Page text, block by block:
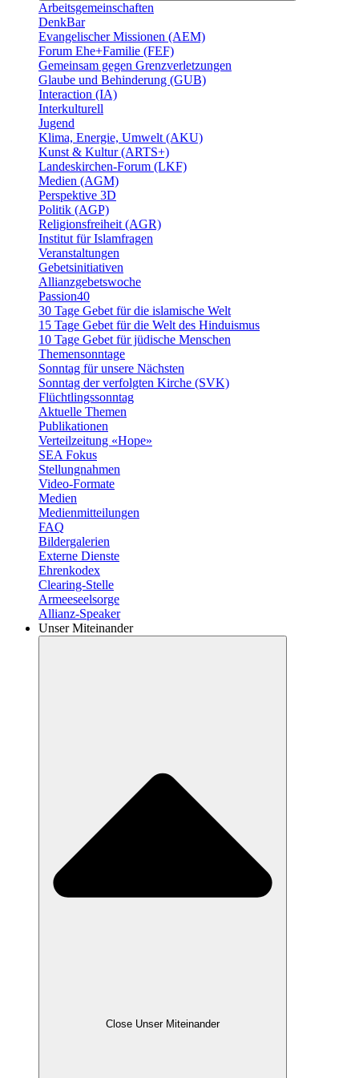
Arbeitsgemeinschaften
DenkBar
Evangelischer Missionen (AEM)
Forum Ehe+Familie (FEF)
Gemeinsam gegen Grenzverletzungen
Glaube und Behinderung (GUB)
Interaction (IA)
Interkulturell
Jugend
Klima, Energie, Umwelt (AKU)
Kunst & Kultur (ARTS+)
Landeskirchen-Forum (LKF)
Medien (AGM)
Perspektive 3D
Politik (AGP)
Religionsfreiheit (AGR)
Institut für Islamfragen
Veranstaltungen
Gebetsinitiativen
Allianzgebetswoche
Passion40
30 Tage Gebet für die islamische Welt
15 Tage Gebet für die Welt des Hinduismus
10 Tage Gebet für jüdische Menschen
Themensonntage
Sonntag für unsere Nächsten
Sonntag der verfolgten Kirche (SVK)
Flüchtlingssonntag
Aktuelle Themen
Publikationen
Verteilzeitung «Hope»
SEA Fokus
Stellungnahmen
Video-Formate
Medien
Medienmitteilungen
FAQ
Bildergalerien
Externe Dienste
Ehrenkodex
Clearing-Stelle
Armeeseelsorge
Allianz-Speaker
Unser Miteinander
Close Unser Miteinander